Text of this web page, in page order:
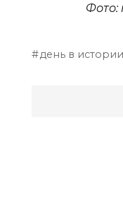
Фото:
день в